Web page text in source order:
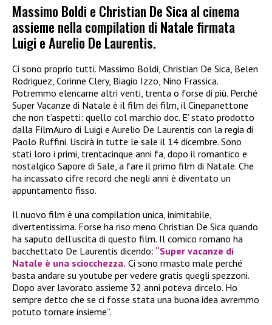
Massimo Boldi e Christian De Sica al cinema
assieme nella compilation di Natale firmata
Luigi e Aurelio De Laurentis.
Ci sono proprio tutti. Massimo Boldi, Christian De Sica, Belen
Rodriguez, Corinne Clery, Biagio Izzo, Nino Frassica.
Potremmo elencarne altri venti, trenta o forse di più. Perché
Super Vacanze di Natale è il film dei film, il Cinepanettone
che non t’aspetti: quello col marchio doc. E’ stato prodotto
dalla FilmAuro di Luigi e Aurelio De Laurentis con la regia di
Paolo Ruffini. Uscirà in tutte le sale il 14 dicembre. Sono
stati loro i primi, trentacinque anni fa, dopo il romantico e
nostalgico Sapore di Sale, a fare il primo film di Natale. Che
ha incassato cifre record che negli anni è diventato un
appuntamento fisso.
Il nuovo film è una compilation unica, inimitabile,
divertentissima. Forse ha riso meno Christian De Sica quando
ha saputo dell’uscita di questo film. Il comico romano ha
bacchettato De Laurentis dicendo: “Super vacanze di
Natale è una sciocchezza. Ci sono rmasto male perché
basta andare su youtube per vedere gratis quegli spezzoni.
Dopo aver lavorato assieme 32 anni poteva dircelo. Ho
sempre detto che se ci fosse stata una buona idea avremmo
potuto tornare insieme”.